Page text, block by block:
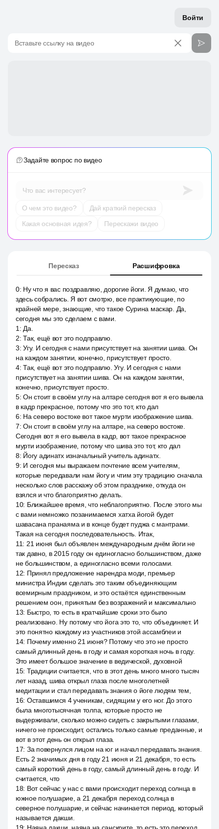
Войти
Вставьте ссылку на видео
Задайте вопрос по видео
Что вас интересует?
О чем это видео?
Дай краткий пересказ
Какая основная идея?
Перескажи видео
Пересказ Расшифровка
0: Ну что я вас поздравляю, дорогие йоги. Я думаю, что
здесь собрались. Я вот смотрю, все практикующие, по
крайней мере, знающие, что такое Сурина маскар. Да,
сегодня мы это сделаем с вами.
1 : Да.
2:Так, ещё вот это подправлю.
3:Угу. И сегодня с нами присутствует на занятии шива. Он
на каждом занятии, конечно, присутствует просто.
4:Так, ещё вот это подправлю. Угу. И сегодня с нами
присутствует на занятии шива. Он на каждом занятии,
конечно, присутствует просто.
5:Он стоит в своём углу на алтаре сегодня вот я его вывела
в кадр прекрасное, потому что это тот, кто дал
6: На северо востоке вот такое мурти изображение шива.
7:Он стоит в своём углу на алтаре, на северо востоке.
Сегодня вот я его вывела в кадр, вот такое прекрасное
мурти изображение, потому что шива это тот, кто дал
8: Йогу адинатх изначальный учитель адинатх.
9: И сегодня мы выражаем почтение всем учителям,
которые передавали нам йогу и чтим эту традицию сначала
несколько слов расскажу об этом празднике, откуда он
взялся и что благоприятно делать.
10: Ближайшее время, что неблагоприятно. После этого мы
с вами немножко позанимаемся хатха йогой будет
шавасана пранаяма и в конце будет пуджа с мантрами.
Такая на сегодня последовательность. Итак,
11: 21 июня был объявлен международным днём йоги не
так давно, в 2015 году он единогласно большинством, даже
не большинством, а единогласно всеми голосами.
12: Принял предложение нарендра моди, премьер
министра Индии сделать это таким объединяющим
всемирным праздником, и это остаётся единственным
решением оон, принятым без возражений и максимально
13: Быстро, то есть в кратчайшие сроки это было
реализовано. Ну потому что йога это то, что объединяет. И
это понятно каждому из участников этой ассамблеи и
14: Почему именно 21 июня? Потому что это не просто
самый длинный день в году и самая короткая ночь в году.
Это имеет большое значение в ведической, духовной
15: Традиции считается, что в этот день много много тысяч
лет назад, шива открыл глаза после многолетней
медитации и стал передавать знания о йоге людям тем,
16: Оставшимся 4 ученикам, сидящим у его ног. До этого
была многотысячная толпа, которые просто не
выдерживали, сколько можно сидеть с закрытыми глазами,
ничего не происходит, остались только самые преданные, и
вот в этот день он открыл глаза.
17: За повернулся лицом на юг и начал передавать знания.
Есть 2 значимых дня в году 21 июня и 21 декабря, то есть
самый короткий день в году, самый длинный день в году. И
считается, что
18: Вот сейчас у нас с вами происходит переход солнца в
южное полушарие, а 21 декабря переход солнца в
северное полушарие, и сейчас начинается период, который
называется дакши.